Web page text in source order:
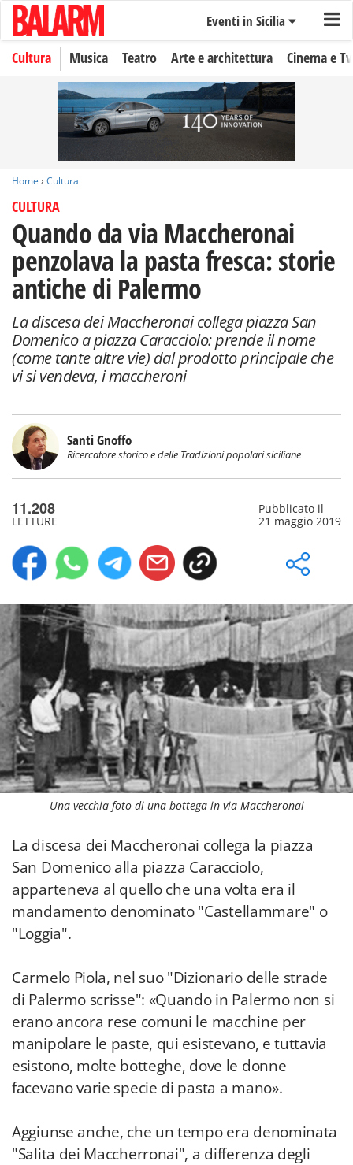
Eventi in Sicilia
Cultura Musica Teatro Arte e architettura Cinema e Tv
Home › Cultura
CULTURA
Quando da via Maccheronai
penzolava la pasta fresca: storie
antiche di Palermo
La discesa dei Maccheronai collega piazza San
Domenico a piazza Caracciolo: prende il nome
(come tante altre vie) dal prodotto principale che
vi si vendeva, i maccheroni
Santi Gnoffo
Ricercatore storico e delle Tradizioni popolari siciliane
11.208
LETTURE
Pubblicato il
21 maggio 2019
Una vecchia foto di una bottega in via Maccheronai
La discesa dei Maccheronai collega la piazza
San Domenico alla piazza Caracciolo,
apparteneva al quello che una volta era il
mandamento denominato "Castellammare" o
"Loggia".
Carmelo Piola, nel suo "Dizionario delle strade
di Palermo scrisse": «Quando in Palermo non si
erano ancora rese comuni le macchine per
manipolare le paste, qui esistevano, e tuttavia
esistono, molte botteghe, dove le donne
facevano varie specie di pasta a mano».
Aggiunse anche, che un tempo era denominata
"Salita dei Maccherronai", a differenza degli